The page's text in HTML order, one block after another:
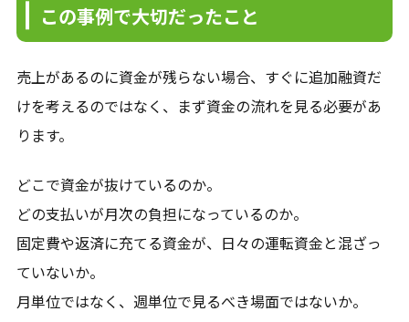
この事例で大切だったこと
売上があるのに資金が残らない場合、すぐに追加融資だ
けを考えるのではなく、まず資金の流れを見る必要があ
ります。
どこで資金が抜けているのか。
どの支払いが月次の負担になっているのか。
固定費や返済に充てる資金が、日々の運転資金と混ざっ
ていないか。
月単位ではなく、週単位で見るべき場面ではないか。